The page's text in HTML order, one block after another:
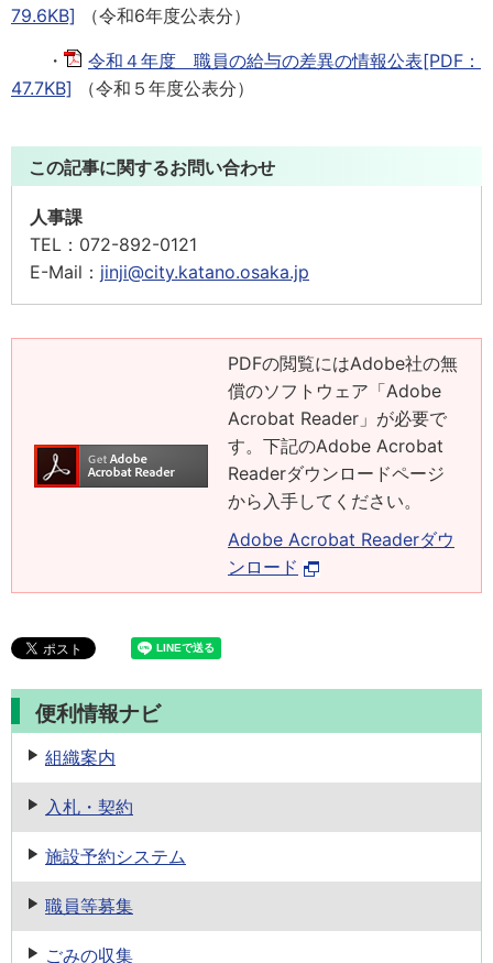
79.6KB] （令和6年度公表分）
・
令和４年度 職員の給与の差異の情報公表[PDF：
47.7KB] （令和５年度公表分）
この記事に関するお問い合わせ
人事課
TEL： 072-892-0121
E-Mail： jinji@city.katano.osaka.jp
PDFの閲覧にはAdobe社の無
償のソフトウェア「Adobe
Acrobat Reader」が必要で
す。下記のAdobe Acrobat
Readerダウンロードページ
から入手してください。
Adobe Acrobat Readerダウ
ンロード
便利情報ナビ
組織案内
入札・契約
施設予約システム
職員等募集
ごみの収集